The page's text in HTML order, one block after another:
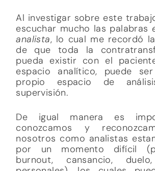
Al investigar sobre este
escuchar mucho las palabras
analista, lo cual me recordó
de que toda la
pueda existir con el
espacio analítico, puede
propio espacio de
supervisión.
De igual manera es
conozcamos y
nosotros como analistas
por un momento difícil
burnout, cansancio,